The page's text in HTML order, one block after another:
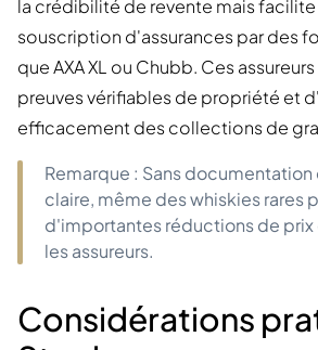
la crédibilité de revente mais
souscription d'assurances par des
que AXA XL ou Chubb. Ces
preuves vérifiables de propriété et
efficacement des collections de
Remarque : Sans
claire, même des whiskies rares
d'importantes réductions de prix
les assureurs.
Considérations